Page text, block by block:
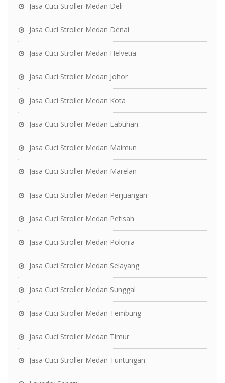
Jasa Cuci Stroller Medan Deli
Jasa Cuci Stroller Medan Denai
Jasa Cuci Stroller Medan Helvetia
Jasa Cuci Stroller Medan Johor
Jasa Cuci Stroller Medan Kota
Jasa Cuci Stroller Medan Labuhan
Jasa Cuci Stroller Medan Maimun
Jasa Cuci Stroller Medan Marelan
Jasa Cuci Stroller Medan Perjuangan
Jasa Cuci Stroller Medan Petisah
Jasa Cuci Stroller Medan Polonia
Jasa Cuci Stroller Medan Selayang
Jasa Cuci Stroller Medan Sunggal
Jasa Cuci Stroller Medan Tembung
Jasa Cuci Stroller Medan Timur
Jasa Cuci Stroller Medan Tuntungan